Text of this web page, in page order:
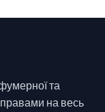
та
правами на весь